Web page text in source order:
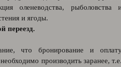
оленеводства, рыболовства
и ягоды.
переезд.
что бронирование и
производить заранее,